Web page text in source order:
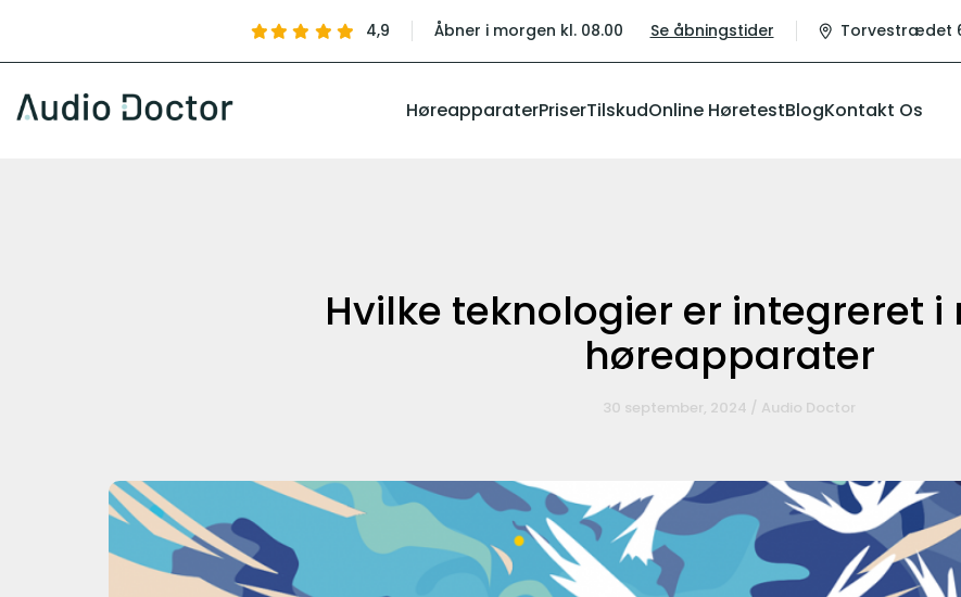
4,9 Åbner i morgen kl. 08.00 Se åbningstider Torvestrædet
HøreapparaterPriserTilskudOnline HøretestBlogKontakt Os
Hvilke teknologier er integreret
høreapparater
30 september, 2024 / Audio Doctor